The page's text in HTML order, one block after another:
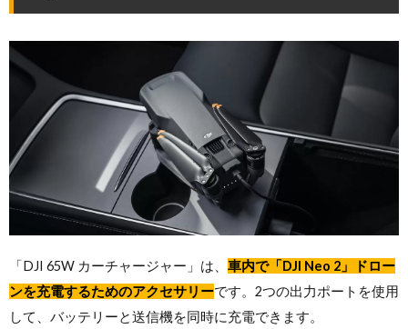
「DJI 65W カーチャージャー」は、 車内で「DJI Neo 2」ドロー
ンを充電するためのアクセサリーです。2つの出力ポートを使用
して、バッテリーと送信機を同時に充電できます。